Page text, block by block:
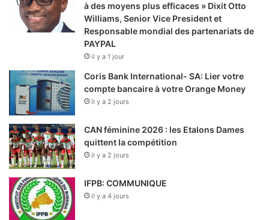
à des moyens plus efficaces » Dixit Otto
Williams, Senior Vice President et
Responsable mondial des partenariats de
PAYPAL
il y a 1 jour
Coris Bank International- SA: Lier votre
compte bancaire à votre Orange Money
il y a 2 jours
CAN féminine 2026 : les Etalons Dames
quittent la compétition
il y a 2 jours
IFPB: COMMUNIQUE
il y a 4 jours